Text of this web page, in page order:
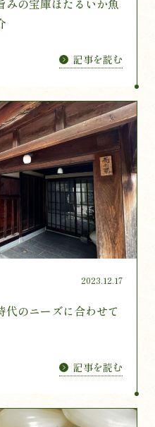
記事を読む
2023.12.17
代のニーズに合わせて
記事を読む